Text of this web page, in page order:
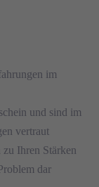
im
und sind im
vertraut
Ihren Stärken
dar